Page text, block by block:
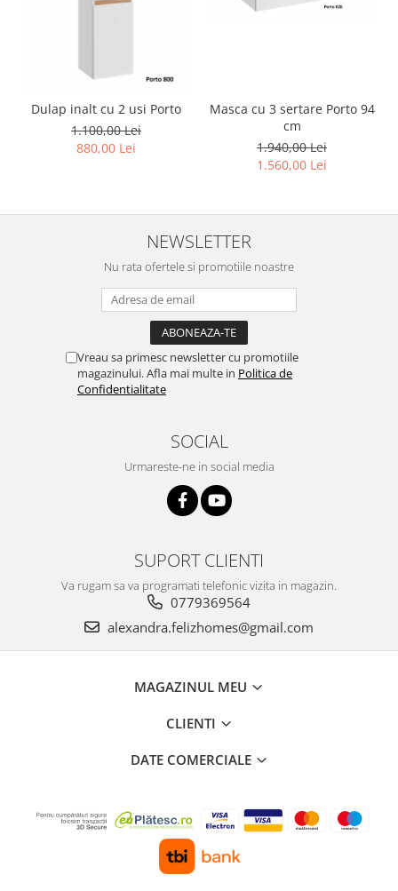
Dulap inalt cu 2 usi Porto
1.100,00 Lei
880,00 Lei
Masca cu 3 sertare Porto 94
cm
1.940,00 Lei
1.560,00 Lei
NEWSLETTER
Nu rata ofertele si promotiile noastre
Vreau sa primesc newsletter cu promotiile
magazinului. Afla mai multe in Politica de
Confidentialitate
SOCIAL
Urmareste-ne in social media
SUPORT CLIENTI
Va rugam sa va programati telefonic vizita in magazin.
0779369564
alexandra.felizhomes@gmail.com
MAGAZINUL MEU
CLIENTI
DATE COMERCIALE